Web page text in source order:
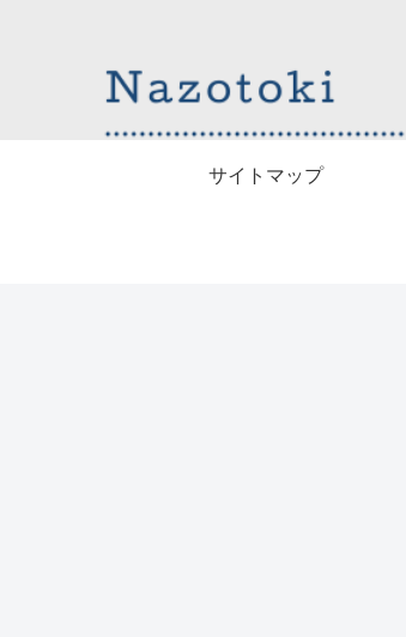
サイトマップ